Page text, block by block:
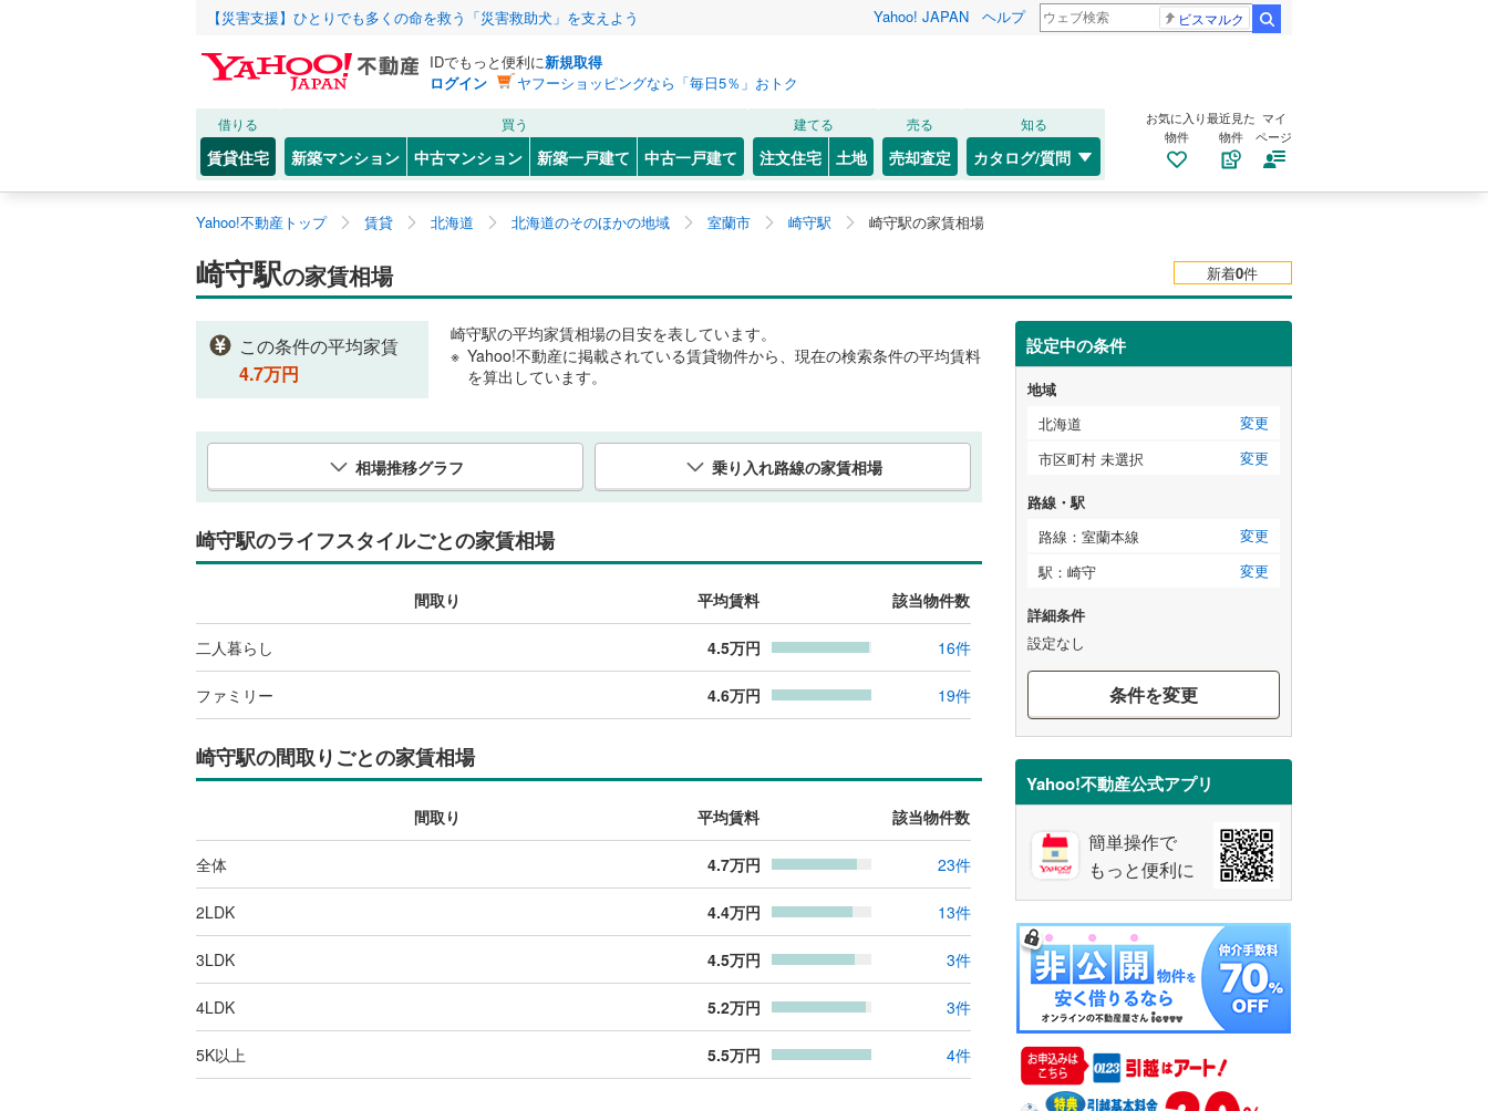
【災害支援】ひとりでも多くの命を救う「災害救助犬」を支えよう Yahoo! JAPAN ヘルプ ビスマルク
IDでもっと便利に新規取得
ログイン
ヤフーショッピングなら「毎日5％」おトク
借りる
賃貸住宅
買う
新築マンション 中古マンション 新築一戸建て 中古一戸建て
建てる
注文住宅 土地
売る
売却査定
知る
カタログ/質問
お気に入り
物件
最近見た
物件
マイ
ページ
Yahoo!不動産トップ 賃貸 北海道 北海道のそのほかの地域 室蘭市 崎守駅 崎守駅の家賃相場
崎守駅の家賃相場 新着0件
この条件の平均家賃
4.7万円
崎守駅の平均家賃相場の目安を表しています。
Yahoo!不動産に掲載されている賃貸物件から、現在の検索条件の平均賃料
を算出しています。
相場推移グラフ 乗り入れ路線の家賃相場
崎守駅のライフスタイルごとの家賃相場
間取り 平均賃料 該当物件数
二人暮らし 4.5万円 16件
ファミリー 4.6万円 19件
崎守駅の間取りごとの家賃相場
間取り 平均賃料 該当物件数
全体 4.7万円 23件
2LDK 4.4万円 13件
3LDK 4.5万円 3件
4LDK 5.2万円 3件
5K以上 5.5万円 4件
設定中の条件
地域
北海道
変更
市区町村 未選択
変更
路線・駅
路線：室蘭本線
変更
駅：崎守
変更
詳細条件
設定なし
条件を変更
Yahoo!不動産公式アプリ
簡単操作で
もっと便利に